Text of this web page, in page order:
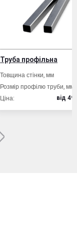
Вибрати склад
профільна
стінки, мм
труби, мм 20х20
вiд 49.80 грн